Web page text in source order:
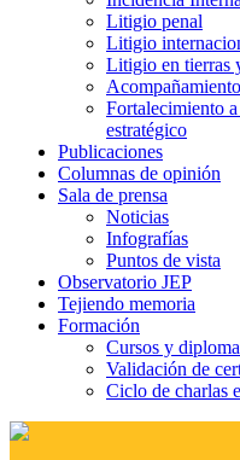
Litigio penal
Litigio
Litigio en tierras
Fortalecimiento
estratégico
Publicaciones
Columnas de opinión
Sala de prensa
Noticias
Infografías
Puntos de vista
Observatorio JEP
Tejiendo memoria
Formación
Cursos y
Validación de
Ciclo de charlas